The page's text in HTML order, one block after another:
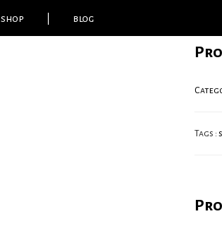
shop blog
Tags :